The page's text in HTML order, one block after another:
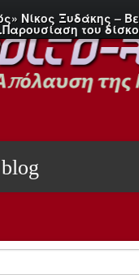
Νίκος Ξυδάκης –
.Παρουσίαση του